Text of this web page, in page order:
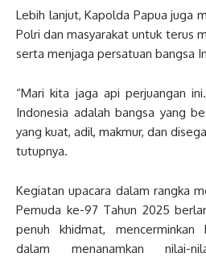
Lebih lanjut, Kapolda Papua juga
Polri dan masyarakat untuk terus
serta menjaga persatuan bangsa
“Mari kita jaga api perjuangan
Indonesia adalah bangsa yang
yang kuat, adil, makmur, dan
tutupnya.
Kegiatan upacara dalam rangka
Pemuda ke-97 Tahun 2025
penuh khidmat,
dalam menanamkan nilai-